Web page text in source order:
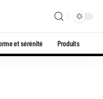
et sérénité Produits